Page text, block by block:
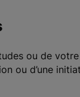
ou de
ou d’une